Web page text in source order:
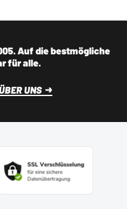
Auf die bestmögliche
für alle.
UNS